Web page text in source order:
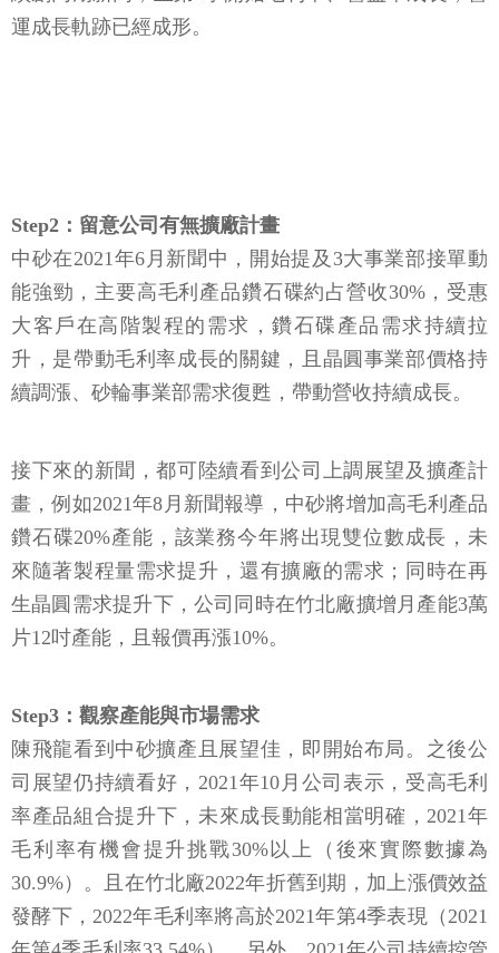
運成長軌跡已經成形。
Step2：留意公司有無擴廠計畫
中砂在2021年6月新聞中，開始提及3大事業部接單動
能強勁，主要高毛利產品鑽石碟約占營收30%，受惠
大客戶在高階製程的需求，鑽石碟產品需求持續拉
升，是帶動毛利率成長的關鍵，且晶圓事業部價格持
續調漲、砂輪事業部需求復甦，帶動營收持續成長。
接下來的新聞，都可陸續看到公司上調展望及擴產計
畫，例如2021年8月新聞報導，中砂將增加高毛利產品
鑽石碟20%產能，該業務今年將出現雙位數成長，未
來隨著製程量需求提升，還有擴廠的需求；同時在再
生晶圓需求提升下，公司同時在竹北廠擴增月產能3萬
片12吋產能，且報價再漲10%。
Step3：觀察產能與市場需求
陳飛龍看到中砂擴產且展望佳，即開始布局。之後公
司展望仍持續看好，2021年10月公司表示，受高毛利
率產品組合提升下，未來成長動能相當明確，2021年
毛利率有機會提升挑戰30%以上（後來實際數據為
30.9%）。且在竹北廠2022年折舊到期，加上漲價效益
發酵下，2022年毛利率將高於2021年第4季表現（2021